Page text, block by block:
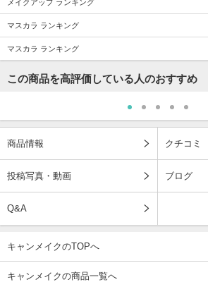
メイクアップ ランキング
マスカラ ランキング
マスカラ ランキング
この商品を高評価している人のおすすめ
商品情報 クチコミ
投稿写真・動画 ブログ
Q&A
キャンメイクのTOPへ
キャンメイクの商品一覧へ